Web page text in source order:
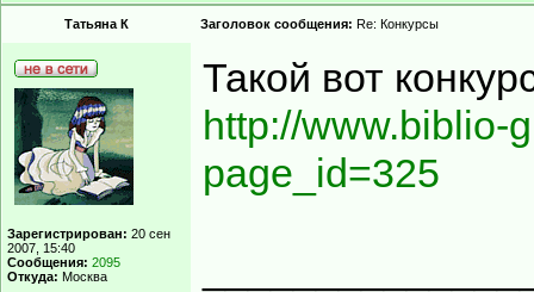
Татьяна К Заголовок сообщения: Re: Конкурсы
Зарегистрирован: 20 сен
2007, 15:40
Сообщения: 2095
Откуда: Москва
Такой вот
http://www.biblio-
page_id=325